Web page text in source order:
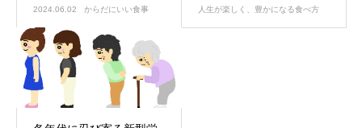
2024.06.02 からだにいい食事
人生が楽しく、豊かになる食べ方